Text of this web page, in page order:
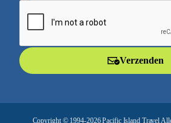
a
Verzenden
Copyright © 1994-2026 Pacific Island Travel